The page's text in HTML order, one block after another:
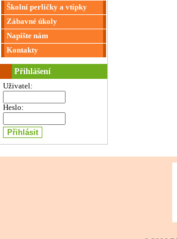
Školní perličky a vtípky
Zábavné úkoly
Napište nám
Kontakty
Přihlášení
Uživatel:
Heslo: